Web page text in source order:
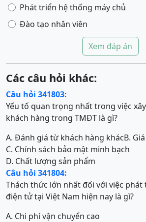
Phát triển hệ thống máy chủ
Đào tạo nhân viên
Xem đáp án
Các câu hỏi khác:
Câu hỏi 341803:
Yếu tố quan trọng nhất trong việc
khách hàng trong TMĐT là gì?
A. Đánh giá từ khách hàng khácB.
C. Chính sách bảo mật minh bạch
D. Chất lượng sản phẩm
Câu hỏi 341804:
Thách thức lớn nhất đối với việc
điện tử tại Việt Nam hiện nay là gì?
A. Chi phí vận chuyển cao